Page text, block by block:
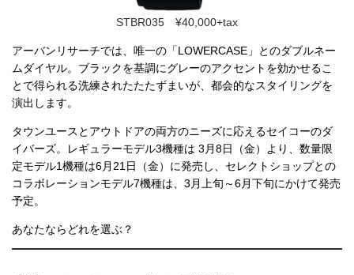
STBR035 ¥40,000+tax
アーバンリサーチでは、唯一の「LOWERCASE」とのダブルネー
ムダイヤル。ブラックを基調にグレーのアクセントを効かせるこ
とで得られる洗練されたたたずまいが、都会的なスタイリングを
演出します。
タウンユースとアウトドアの両方のニーズに応えるセイコーのダ
イバーズ。レギュラーモデル3機種は 3月8日（金）より、数量限
定モデル1機種は6月21日（金）に発売し、セレクトショップとの
コラボレーションモデル7機種は、3月上旬～6月下旬にかけて発売
予定。
あなたならどれを選ぶ？